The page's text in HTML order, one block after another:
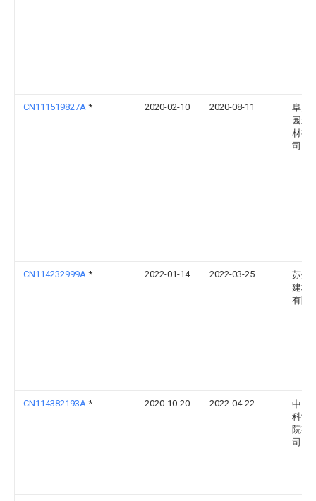
CN111519827A * 2020-02-10 2020-08-11
阜康
园新
材有
司
CN114232999A * 2022-01-14 2022-03-25
苏州
建材
有限
CN114382193A * 2020-10-20 2022-04-22
中国
科学
院有
司